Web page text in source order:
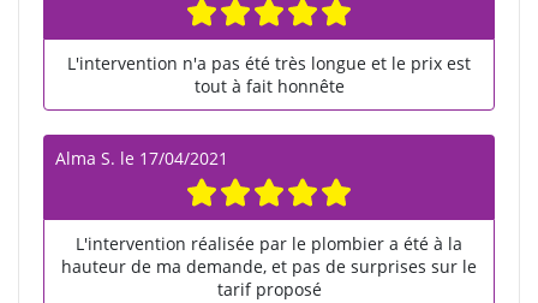
L'intervention n'a pas été très longue et le prix est
tout à fait honnête
Alma S. le 17/04/2021
L'intervention réalisée par le plombier a été à la
hauteur de ma demande, et pas de surprises sur le
tarif proposé